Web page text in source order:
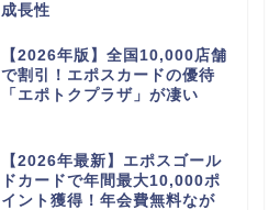
成長性
【2026年版】全国10,000店舗
で割引！エポスカードの優待
「エポトクプラザ」が凄い
【2026年最新】エポスゴール
ドカードで年間最大10,000ポ
イント獲得！年会費無料なが